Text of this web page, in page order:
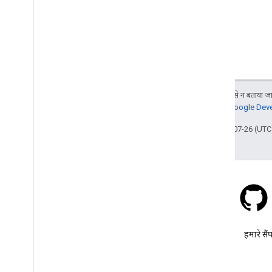
जब तक कुछ अलग से न बताया
Google
आखिरी बार 2025-07-26
हमारे